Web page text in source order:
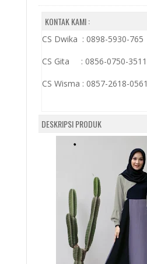
KONTAK KAMI :
CS Dwika : 0898-5930-765
CS Gita : 0856-0750-3511
CS Wisma : 0857-2618-0561
DESKRIPSI PRODUK